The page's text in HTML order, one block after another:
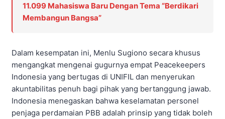
11.099 Mahasiswa Baru Dengan Tema “Berdikari
Membangun Bangsa”
Dalam kesempatan ini, Menlu Sugiono secara khusus
mengangkat mengenai gugurnya empat Peacekeepers
Indonesia yang bertugas di UNIFIL dan menyerukan
akuntabilitas penuh bagi pihak yang bertanggung jawab.
Indonesia menegaskan bahwa keselamatan personel
penjaga perdamaian PBB adalah prinsip yang tidak boleh